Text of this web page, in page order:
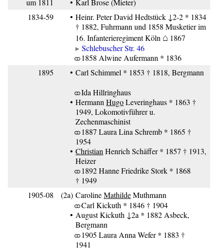
um 1811
• Karl Brose (Mieter)
1834-59
• Heinr. Peter David Hedtstück ↓2-2 * 1834
† 1882, Fuhrmann und 1858 Musketier im
16. Infanterieregiment Köln ⌂ 1867
Schlebuscher Str. 46
⚭ 1858 Alwine Aufermann * 1836
1895
• Carl Schimmel * 1853 † 1818, Bergmann
⚭ Ida Hillringhaus
• HermannHugoLeveringhaus * 1863 †
1949, Lokomotivführer u.
Zechenmaschinist
⚭ 1887 Laura Lina Schremb * 1865 †
1954
• Christian Henrich Schäffer * 1857 † 1913,
Heizer
⚭ 1892 Hanne Friedrike Stork * 1868
† 1949
1905-08
(2a) CarolineMathildeMuthmann
⚭ Carl Kickuth * 1846 † 1904
• August Kickuth ↓2a * 1882 Asbeck,
Bergmann
⚭ 1905 Laura Anna Wefer * 1883 †
1941